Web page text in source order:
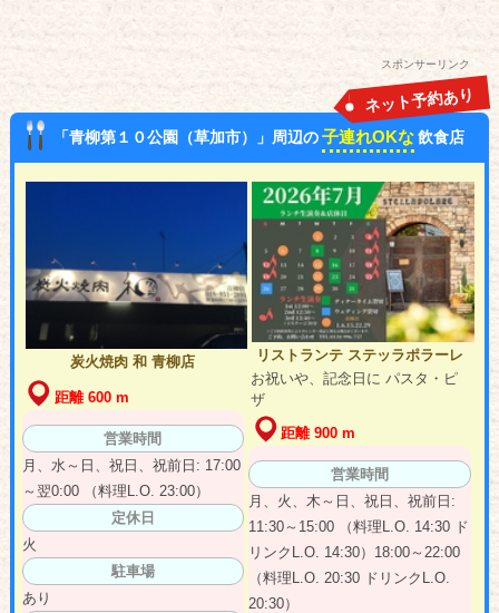
スポンサーリンク
「青柳第１０公園（草加市）」周辺の子連れOKな 飲食店
ネット予約あり
炭火焼肉 和 青柳店
距離 600 m
営業時間
月、水～日、祝日、祝前日: 17:00
～翌0:00 （料理L.O. 23:00）
定休日
火
駐車場
あり
リストランテ ステッラポラーレ
お祝いや、記念日に パスタ・ピ
ザ
距離 900 m
営業時間
月、火、木～日、祝日、祝前日:
11:30～15:00 （料理L.O. 14:30 ド
リンクL.O. 14:30）18:00～22:00
（料理L.O. 20:30 ドリンクL.O.
20:30）